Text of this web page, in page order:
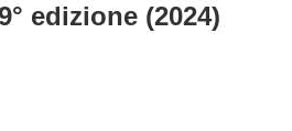
edizione (2024)